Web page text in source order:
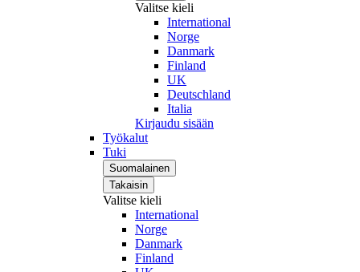
Valitse kieli
International
Norge
Danmark
Finland
UK
Deutschland
Italia
Kirjaudu sisään
Työkalut
Tuki
Suomalainen
Takaisin
Valitse kieli
International
Norge
Danmark
Finland